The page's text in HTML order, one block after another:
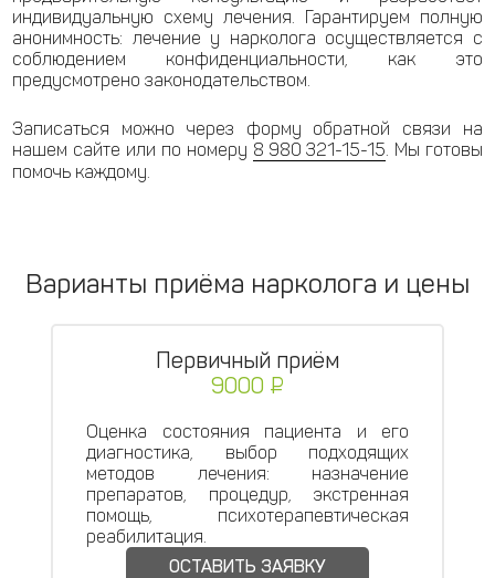
индивидуальную схему лечения. Гарантируем полную
анонимность: лечение у нарколога осуществляется с
соблюдением конфиденциальности, как это
предусмотрено законодательством.
Записаться можно через форму обратной связи на
нашем сайте или по номеру 8 980 321-15-15. Мы готовы
помочь каждому.
Варианты приёма нарколога и цены
Первичный приём
9000 ₽
Оценка состояния пациента и его
диагностика, выбор подходящих
методов лечения: назначение
препаратов, процедур, экстренная
помощь, психотерапевтическая
реабилитация.
ОСТАВИТЬ ЗАЯВКУ